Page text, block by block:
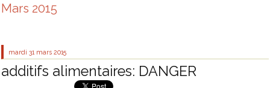
Mars 2015
mardi 31 mars 2015
additifs alimentaires: DANGER